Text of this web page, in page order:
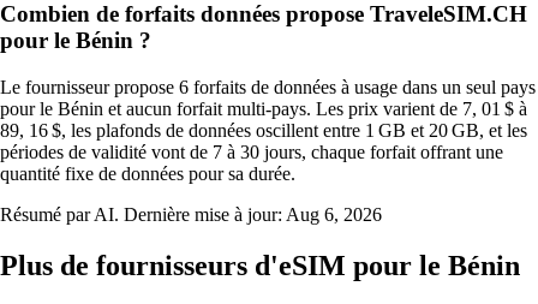
Combien de forfaits données propose TraveleSIM.CH
pour le Bénin ?
Le fournisseur propose 6 forfaits de données à usage dans un seul pays
pour le Bénin et aucun forfait multi-pays. Les prix varient de 7, 01 $ à
89, 16 $, les plafonds de données oscillent entre 1 GB et 20 GB, et les
périodes de validité vont de 7 à 30 jours, chaque forfait offrant une
quantité fixe de données pour sa durée.
Résumé par AI. Dernière mise à jour: Aug 6, 2026
Plus de fournisseurs d'eSIM pour le Bénin